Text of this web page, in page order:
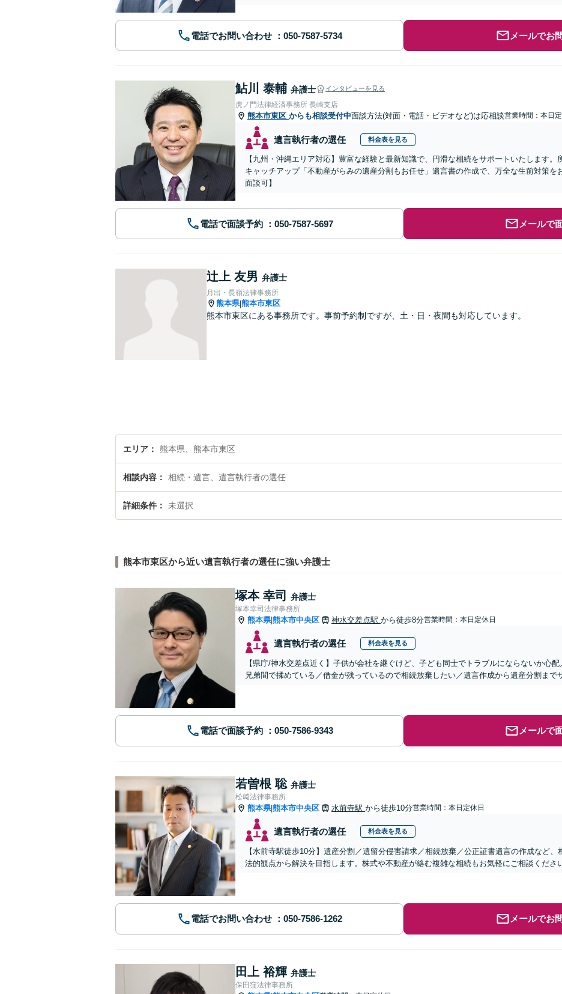
電話でお問い合わせ メールでお
鮎川 泰輔 弁護士 インタビューを見る
虎ノ門法律経済事務所 長崎支店
熊本市東区 からも相談受付中面談方法(対面・電話・ビデオなど)は応相談営業時間：本日定
遺言執行者の選任 料金表を見る
【九州・沖縄エリア対応】豊富な経験と最新知識で、円滑な相続をサポートいたします。
キャッチアップ「不動産がらみの遺産分割もお任せ」遺言書の作成で、万全な生前対策を
面談可】
電話で面談予約 メールで
辻上 友男 弁護士
月出・長嶺法律事務所
熊本県|熊本市東区
熊本市東区にある事務所です。事前予約制ですが、土・日・夜間も対応しています。
エリア 熊本県、熊本市東区
相談内容 相続・遺言、遺言執行者の選任
詳細条件 未選択
熊本市東区から近い遺言執行者の選任に強い弁護士
塚本 幸司 弁護士
塚本幸司法律事務所
熊本県|熊本市中央区 神水交差点駅 から徒歩8分営業時間：本日定休日
遺言執行者の選任 料金表を見る
【県庁/神水交差点近く】子供が会社を継ぐけど、子ども同士でトラブルにならないか心
兄弟間で揉めている／借金が残っているので相続放棄したい／遺言作成から遺産分割まで
電話で面談予約 メールで
若曽根 聡 弁護士
松﨑法律事務所
熊本県|熊本市中央区 水前寺駅 から徒歩10分営業時間：本日定休日
遺言執行者の選任 料金表を見る
【水前寺駅徒歩10分】遺産分割／遺留分侵害請求／相続放棄／公正証書遺言の作成など
法的観点から解決を目指します。株式や不動産が絡む複雑な相続もお気軽にご相談くださ
電話でお問い合わせ メールでお
田上 裕輝 弁護士
保田窪法律事務所